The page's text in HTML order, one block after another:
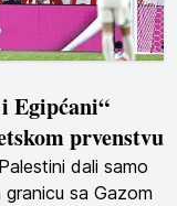
Egipćani“
prvenstvu
dali samo
sa Gazom